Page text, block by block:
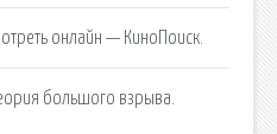
онлайн — КиноПоиск.
большого взрыва.